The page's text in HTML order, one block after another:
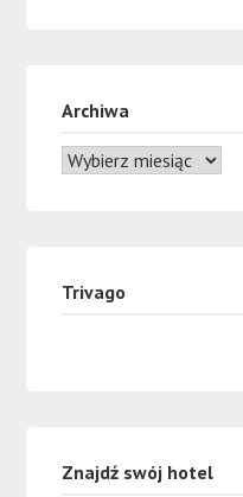
Archiwa
Trivago
Znajdź swój hotel